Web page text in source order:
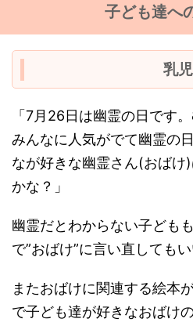
子ども達へ
乳児
「7月26日は幽霊の日です
みんなに人気がでて幽霊の
なが好きな幽霊さん(おばけ
かな？」
幽霊だとわからない子ども
で”おばけ”に言い直してもい
またおばけに関連する絵本
で子ども達が好きなおばけ